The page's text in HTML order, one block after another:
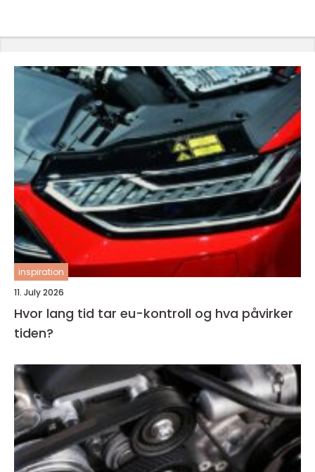
inspiration
11. July 2026
Hvor lang tid tar eu-kontroll og hva påvirker
tiden?